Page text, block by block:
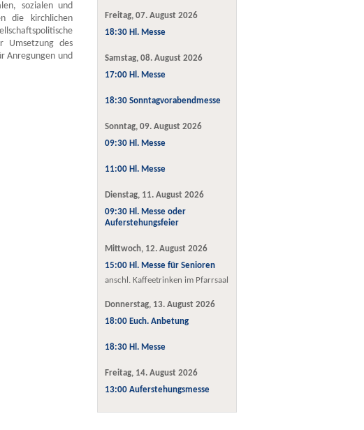
Freitag, 07. August 2026
18:30 Hl. Messe
Samstag, 08. August 2026
17:00 Hl. Messe
18:30 Sonntagvorabendmesse
Sonntag, 09. August 2026
09:30 Hl. Messe
11:00 Hl. Messe
Dienstag, 11. August 2026
09:30 Hl. Messe oder
Auferstehungsfeier
Mittwoch, 12. August 2026
15:00 Hl. Messe für Senioren
anschl. Kaffeetrinken im Pfarrsaal
Donnerstag, 13. August 2026
18:00 Euch. Anbetung
18:30 Hl. Messe
Freitag, 14. August 2026
13:00 Auferstehungsmesse
sozialen und
die kirchlichen
Umsetzung des
Anregungen und